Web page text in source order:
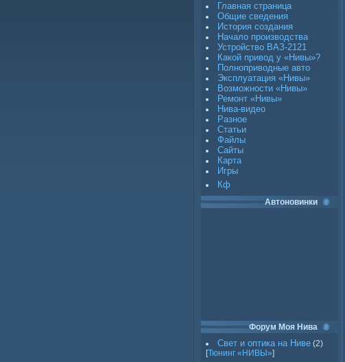
Главная страница
Общие сведения
История создания
Начало производства
Устройство ВАЗ-2121
Какой привод у «Нивы»?
Полноприводные авто
Эксплуатация «Нивы»
Возможности «Нивы»
Ремонт «Нивы»
Нива-видео
Разное
Статьи
Файлы
Сайты
Карта
Игры
Кф
Автоновинки
Форум Моя Нива
Свет и оптика на Ниве (2)
[Тюнинг «НИВЫ»]